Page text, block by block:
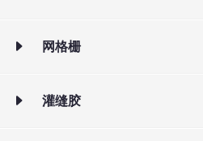
网格栅
灌缝胶